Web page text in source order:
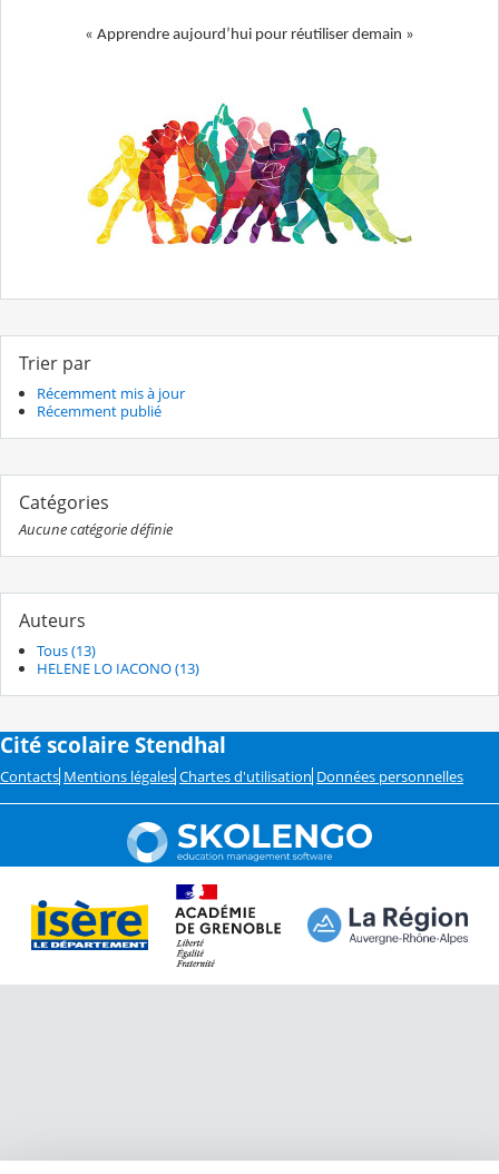
« Apprendre aujourd’hui pour réutiliser demain »
Trier par
Récemment mis à jour
Récemment publié
Catégories
Aucune catégorie définie
Auteurs
Tous (13)
HELENE LO IACONO (13)
Cité scolaire Stendhal
Contacts Mentions légales Chartes d'utilisation Données personnelles